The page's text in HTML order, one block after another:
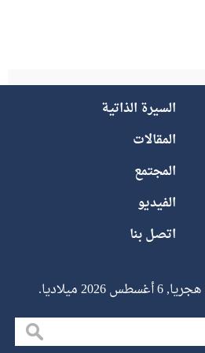
السيرة الذاتية
المقالات
المجتمع
الفيديو
اتصل بنا